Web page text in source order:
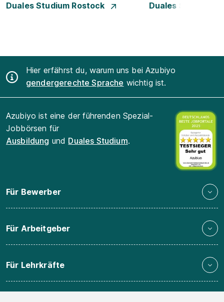
Duales Studium Rostock
Duales Studium
Hier erfährst du, warum uns bei Azubiyo
gendergerechte Sprache wichtig ist.
Azubiyo ist eine der führenden Spezial-
Jobbörsen für
Ausbildung und Duales Studium.
Für Bewerber
Für Arbeitgeber
Für Lehrkräfte